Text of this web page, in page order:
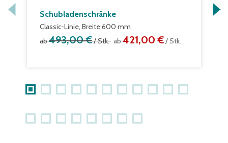
Schubladenschränke
Classic-Linie, Breite 600 mm
ab493,00 €/ Stk. ab 421,00 €/ Stk.